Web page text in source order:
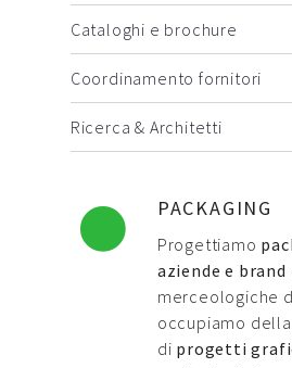
Cataloghi e brochure
Coordinamento fornitori
Ricerca & Architetti
PACKAGING
Progettiamo
aziende e brand
merceologiche
occupiamo
di progetti